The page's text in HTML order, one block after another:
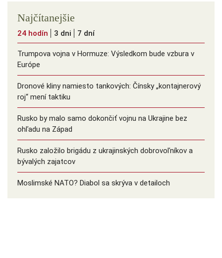
Najčítanejšie
24 hodín 3 dni 7 dní
Trumpova vojna v Hormuze: Výsledkom bude vzbura v
Európe
Dronové kliny namiesto tankových: Čínsky ️„kontajnerový
roj“ mení taktiku
Rusko by malo samo dokončiť vojnu na Ukrajine bez
ohľadu na Západ
Rusko založilo brigádu z ukrajinských dobrovoľníkov a
bývalých zajatcov
Moslimské NATO? Diabol sa skrýva v detailoch